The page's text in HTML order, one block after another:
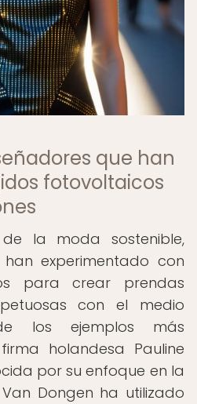
que han
fotovoltaicos
la moda sostenible,
experimentado con
para crear prendas
con el medio
los ejemplos más
holandesa Pauline
por su enfoque en la
Dongen ha utilizado